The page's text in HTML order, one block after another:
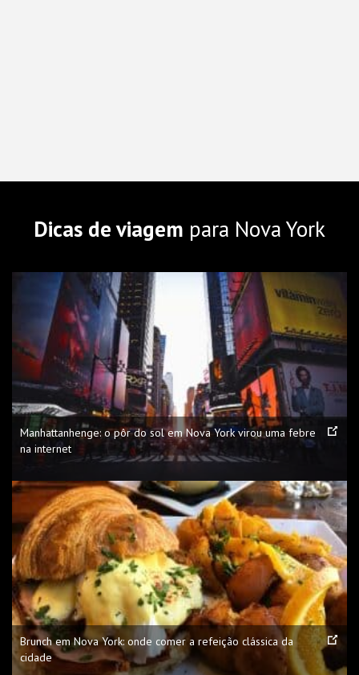
Dicas de viagem para Nova York
Manhattanhenge: o pôr do sol em Nova York virou uma febre
na internet
Brunch em Nova York: onde comer a refeição clássica da
cidade